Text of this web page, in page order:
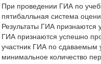
При проведении ГИА по
пятибалльная система
Результаты ГИА признаются
ГИА признаются успешно
участник ГИА по
минимальное количество